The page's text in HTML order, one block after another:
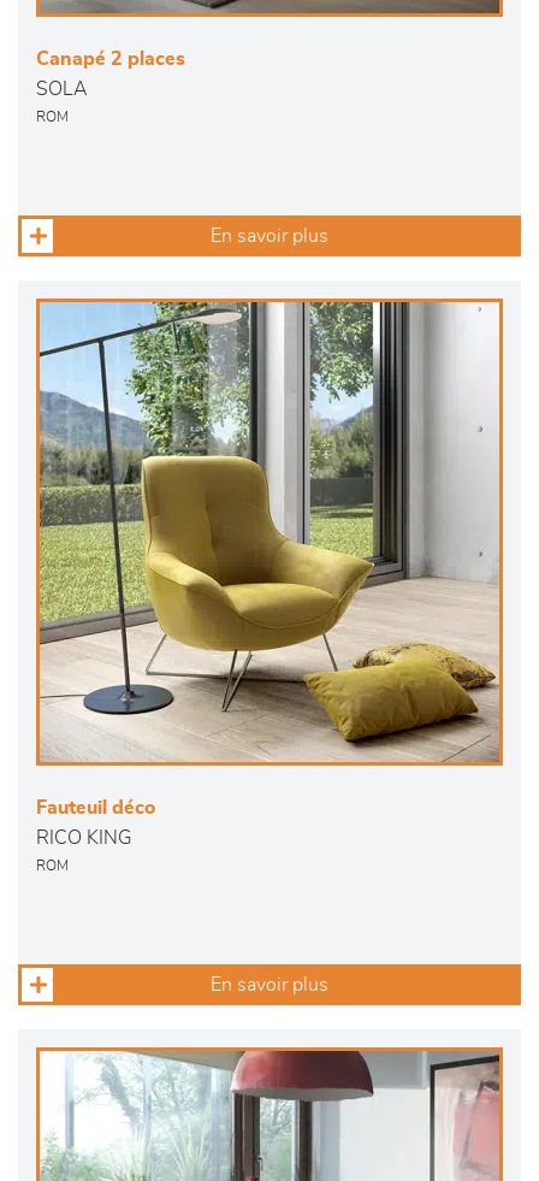
Canapé 2 places
SOLA
ROM
En savoir plus
Fauteuil déco
RICO KING
ROM
En savoir plus